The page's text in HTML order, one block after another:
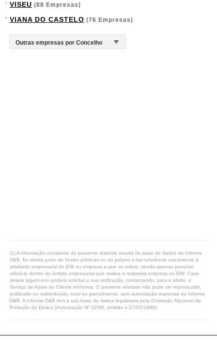
VISEU (88 Empresas)
VIANA DO CASTELO (76 Empresas)
(1) A informação constante do presente relatório resulta da base de dados da Informa
D&B, foi obtida junto de fontes públicas ou do próprio e faz referência unicamente à
atividade empresarial do ENI ou empresa a que se refere, sendo apenas possível
utilizá-la dentro do âmbito empresarial que realiza a respetiva empresa ou ENI. Caso
detete algum erro poderá solicitar a sua retificação, contactando, para o efeito, o
Serviço de Apoio ao Cliente eInforma. O presente relatório não pode ser reproduzido,
publicado ou redistribuído, total ou parcialmente, sem autorização expressa da Informa
D&B. A Informa D&B tem a sua base de dados legalizada pela Comissão Nacional de
Proteção de Dados (Autorização Nº 32/96, emitida a 27/02/1996).